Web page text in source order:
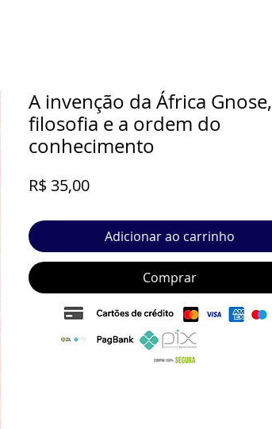
A invenção da África Gnose,
filosofia e a ordem do
conhecimento
R$ 35,00Preço
Adicionar ao carrinho
Comprar